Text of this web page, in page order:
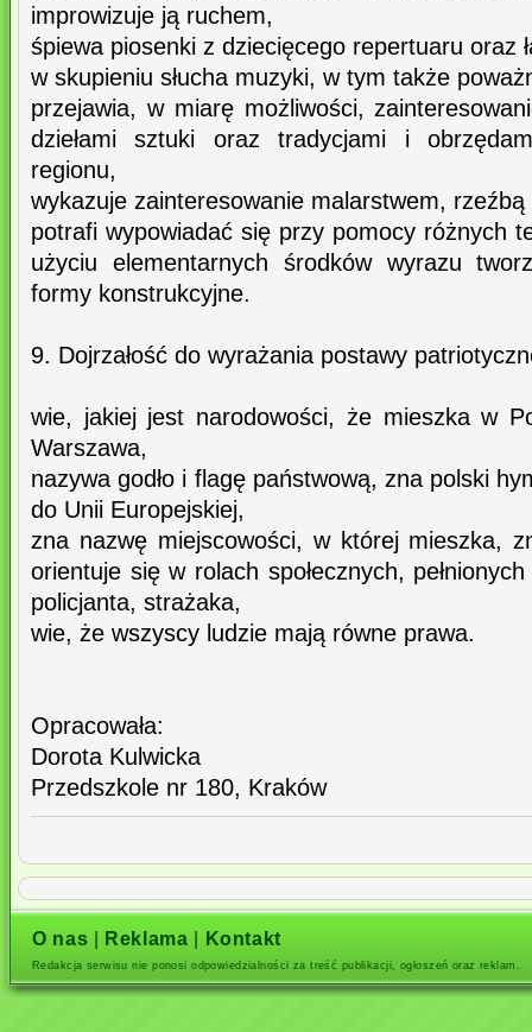
improwizuje ją ruchem,
śpiewa piosenki z dziecięcego repertuaru oraz
w skupieniu słucha muzyki, w tym także
przejawia, w miarę możliwości,
dziełami sztuki oraz tradycjami i
regionu,
wykazuje zainteresowanie malarstwem,
potrafi wypowiadać się przy pomocy różnych
użyciu elementarnych środków wyrazu
formy konstrukcyjne.
9. Dojrzałość do wyrażania postawy
wie, jakiej jest narodowości, że mieszka w
Warszawa,
nazywa godło i flagę państwową, zna polski
do Unii Europejskiej,
zna nazwę miejscowości, w której mieszka,
orientuje się w rolach społecznych,
policjanta, strażaka,
wie, że wszyscy ludzie mają równe prawa.
Opracowała:
Dorota Kulwicka
Przedszkole nr 180, Kraków
O nas Reklama Kontakt
Redakcja serwisu nie ponosi odpowiedzialności za treść publikacji, ogłoszeń oraz reklam.